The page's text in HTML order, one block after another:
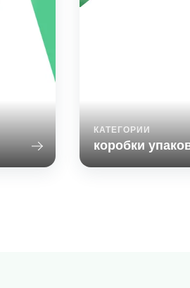
this
to
КАТЕГОРИИ